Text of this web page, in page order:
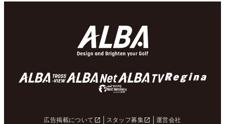
広告掲載について スタッフ募集
運営会社